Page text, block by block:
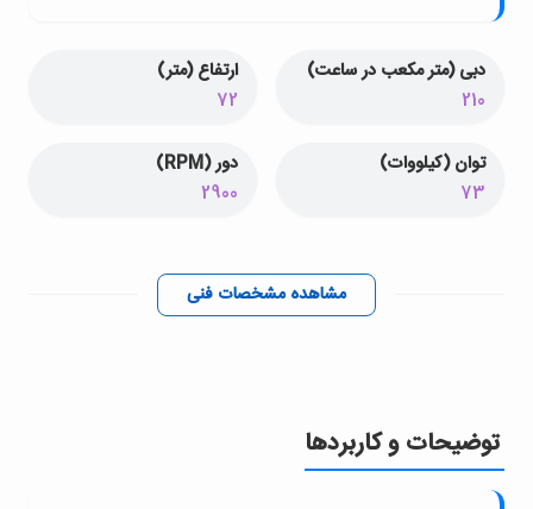
دبی (متر مکعب در ساعت)
210
ارتفاع (متر)
72
توان (کیلووات)
73
دور (RPM)
2900
مشاهده مشخصات فنی
توضیحات و کاربردها